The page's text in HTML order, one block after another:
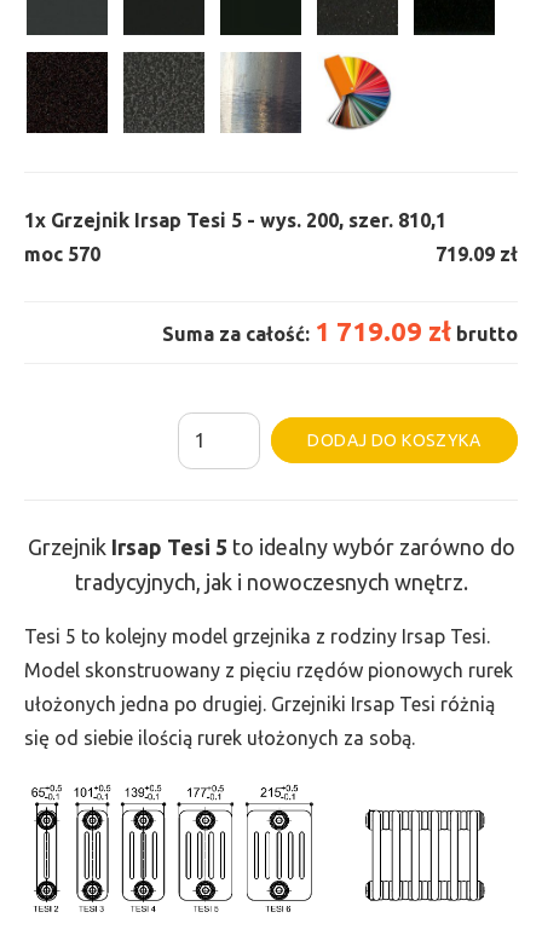
1x Grzejnik Irsap Tesi 5 - wys. 200, szer. 810,
moc 570
1
719.09 zł
Suma za całość: 1 719.09 zł brutto
ilość
Grzejnik
-
wys.
200,
szer.
810,
570
DODAJ DO KOSZYKA
Grzejnik Irsap Tesi 5 to idealny wybór zarówno do
tradycyjnych, jak i nowoczesnych wnętrz.
Tesi 5 to kolejny model grzejnika z rodziny Irsap Tesi.
Model skonstruowany z pięciu rzędów pionowych rurek
ułożonych jedna po drugiej. Grzejniki Irsap Tesi różnią
się od siebie ilością rurek ułożonych za sobą.